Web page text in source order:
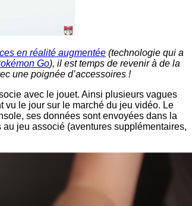
en réalité augmentée (technologie qui a
Go), il est temps de revenir à de la
une poignée d’accessoires !
avec le jouet. Ainsi plusieurs vagues
vu le jour sur le marché du jeu vidéo. Le
ses données sont envoyées dans la
jeu associé (aventures supplémentaires,